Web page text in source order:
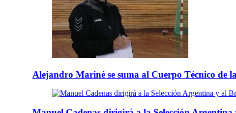
Alejandro Mariné se suma al Cuerpo Técnico de